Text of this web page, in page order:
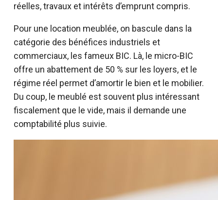
réelles, travaux et intérêts d’emprunt compris.
Pour une location meublée, on bascule dans la
catégorie des bénéfices industriels et
commerciaux, les fameux BIC. Là, le micro-BIC
offre un abattement de 50 % sur les loyers, et le
régime réel permet d’amortir le bien et le mobilier.
Du coup, le meublé est souvent plus intéressant
fiscalement que le vide, mais il demande une
comptabilité plus suivie.